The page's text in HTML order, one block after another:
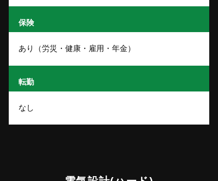
保険
あり（労災・健康・雇用・年金）
転勤
なし